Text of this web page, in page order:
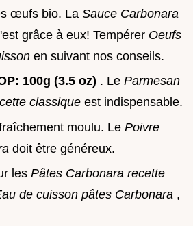
œufs bio. La Sauce Carbonara
grâce à eux! Tempérer Oeufs
en suivant nos conseils.
100g (3.5 oz) . Le Parmesan
classique est indispensable.
moulu. Le Poivre
doit être généreux.
les Pâtes Carbonara recette
de cuisson pâtes Carbonara ,